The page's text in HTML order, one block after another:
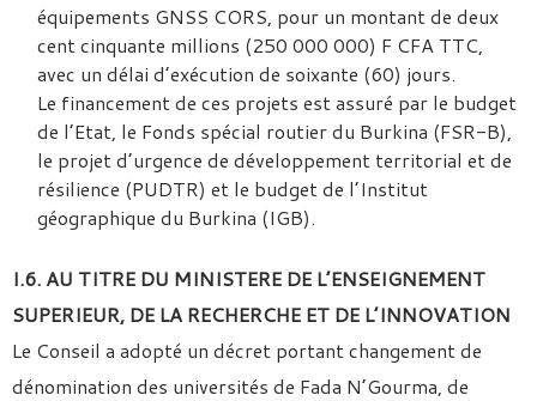
équipements GNSS CORS, pour un montant de deux
cent cinquante millions (250 000 000) F CFA TTC,
avec un délai d’exécution de soixante (60) jours.
Le financement de ces projets est assuré par le budget
de l’Etat, le Fonds spécial routier du Burkina (FSR-B),
le projet d’urgence de développement territorial et de
résilience (PUDTR) et le budget de l’Institut
géographique du Burkina (IGB).
I.6. AU TITRE DU MINISTERE DE L’ENSEIGNEMENT
SUPERIEUR, DE LA RECHERCHE ET DE L’INNOVATION
Le Conseil a adopté un décret portant changement de
dénomination des universités de Fada N’Gourma, de